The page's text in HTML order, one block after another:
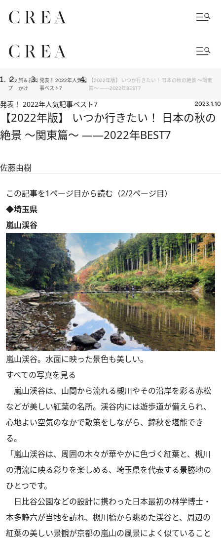
トッ
プ
旅＆お出
かけ
発表！ 2022年人気記
事ベスト7
【2022年版】 いつか行きたい！ 日本の秋の絶景 ～関東
篇～ ――2022年BEST7
発表！ 2022年人気記事ベスト7 2023.1.10
【2022年版】 いつか行きたい！ 日本の秋の
絶景 ～関東篇～ ――2022年BEST7
佐藤由樹
この記事を1ページ目から読む（2/2ページ目）
◆埼玉県
嵐山渓谷
嵐山渓谷。水面に映った景色も美しい。
すべての写真を見る
嵐山渓谷は、山間から流れる槻川やその沿岸を彩る赤松
などが美しい紅葉の名所。渓谷内には遊歩道が備えられ、
心地よい空気のなかで散策をしながら、錦秋を堪能でき
る。
「嵐山渓谷は、周囲の木々が華やかに色づく紅葉と、槻川
の清流に映る彩りを楽しめる、埼玉県を代表する景勝地の
ひとつです。
日比谷公園などの設計に携わった日本最初の林学博士・
本多静六が当地を訪れ、槻川橋から眺めた渓谷と、周辺の
紅葉の美しい景観が京都の嵐山の風景によく似ていること